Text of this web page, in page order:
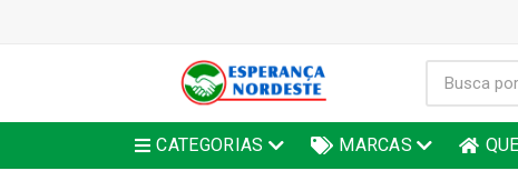
CATEGORIAS MARCAS